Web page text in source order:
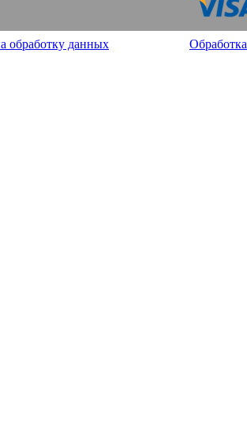
обработку данных